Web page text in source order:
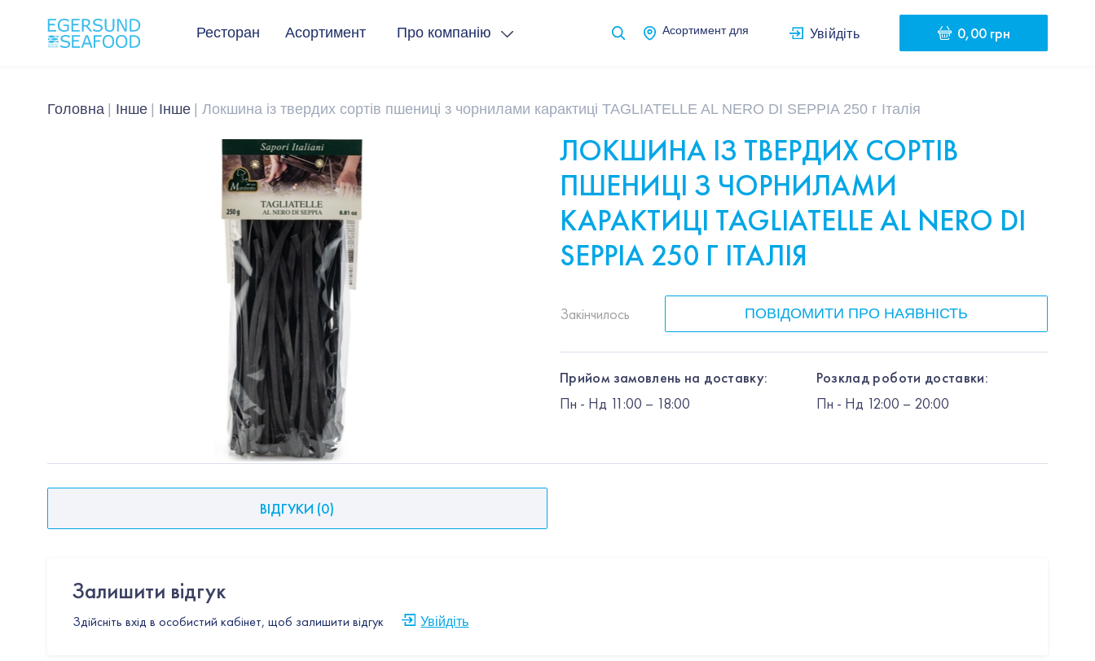
Ресторан Асортимент Про компанію Асортимент для Увійдіть 0,00 грн
Головна Інше Інше Локшина із твердих сортів пшениці з чорнилами карактиці TAGLIATELLE AL NERO DI SEPPIA 250 г Італія
ЛОКШИНА ІЗ ТВЕРДИХ СОРТІВ
ПШЕНИЦІ З ЧОРНИЛАМИ
КАРАКТИЦІ TAGLIATELLE AL NERO DI
SEPPIA 250 Г ІТАЛІЯ
Закінчилось ПОВІДОМИТИ ПРО НАЯВНІСТЬ
Прийом замовлень на доставку:
Пн - Нд 11:00 – 18:00
Розклад роботи доставки:
Пн - Нд 12:00 – 20:00
ВІДГУКИ (0)
Залишити відгук
Здійсніть вхід в особистий кабінет, щоб залишити відгук Увійдіть